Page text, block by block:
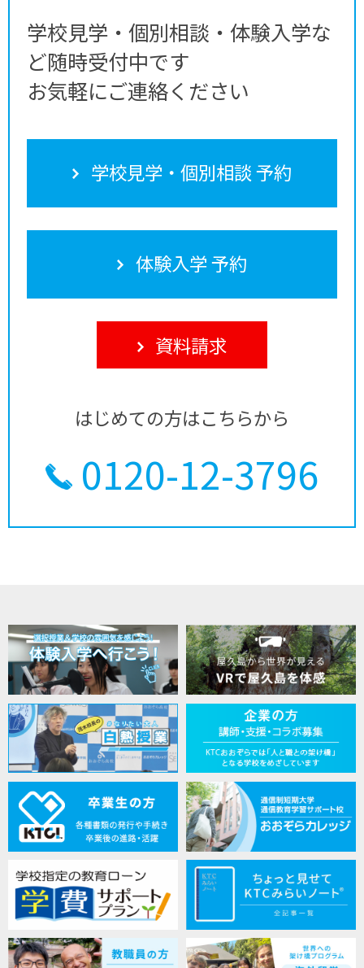
学校見学・個別相談・体験入学な
ど随時受付中です
お気軽にご連絡ください
学校見学・個別相談 予約
体験入学 予約
資料請求
はじめての方はこちらから
0120-12-3796